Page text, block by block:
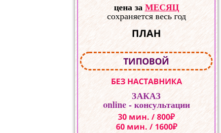
цена заМЕСЯЦ
сохраняется весь год
ПЛАН
ТИПОВОЙ
БЕЗ НАСТАВНИКА
ЗАКАЗ
online - консультации
30 мин. / 800₽
60 мин. / 1600₽